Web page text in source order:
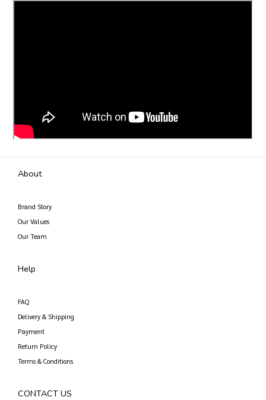
About
Brand Story
Our Values
Our Team
Help
FAQ
Delivery & Shipping
Payment
Return Policy
Terms & Conditions
CONTACT US